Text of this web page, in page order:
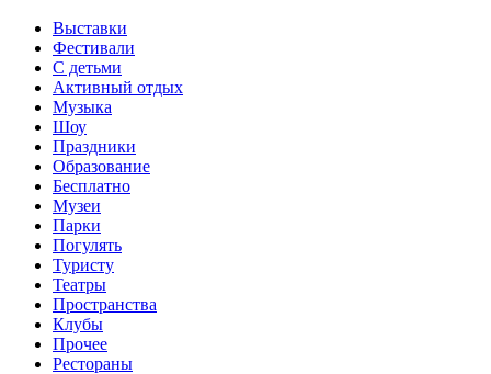
Выставки
Фестивали
С детьми
Активный отдых
Музыка
Шоу
Праздники
Образование
Бесплатно
Музеи
Парки
Погулять
Туристу
Театры
Пространства
Клубы
Прочее
Рестораны